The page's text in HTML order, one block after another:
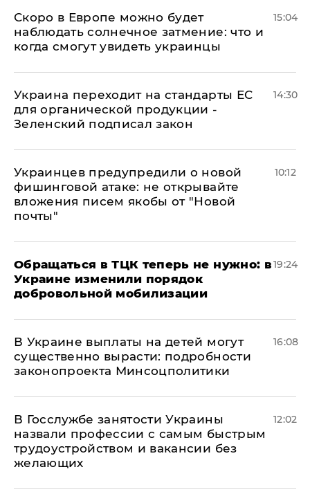
Скоро в Европе можно будет
наблюдать солнечное затмение: что и
когда смогут увидеть украинцы
15:04
Украина переходит на стандарты ЕС
для органической продукции -
Зеленский подписал закон
14:30
Украинцев предупредили о новой
фишинговой атаке: не открывайте
вложения писем якобы от "Новой
почты"
10:12
Обращаться в ТЦК теперь не нужно: в
Украине изменили порядок
добровольной мобилизации
19:24
В Украине выплаты на детей могут
существенно вырасти: подробности
законопроекта Минсоцполитики
16:08
В Госслужбе занятости Украины
назвали профессии с самым быстрым
трудоустройством и вакансии без
желающих
12:02